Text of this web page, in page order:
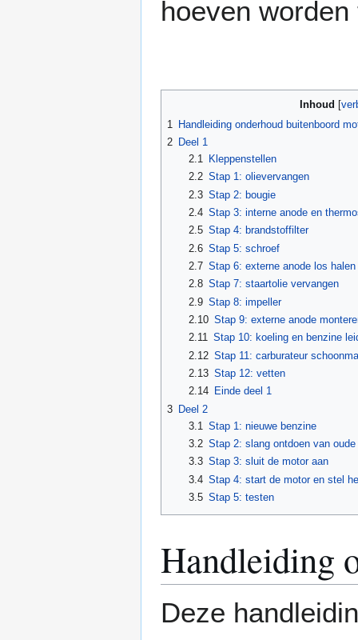
hoeven
Inhoud
1
Handleiding onderhoud buitenboord
2 Deel 1
2.1
Kleppenstellen
2.2 Stap 1: olievervangen
2.3 Stap 2: bougie
2.4 Stap 3: interne anode en
2.5 Stap 4: brandstoffilter
2.6 Stap 5: schroef
2.7 Stap 6: externe anode los halen
2.8 Stap 7: staartolie vervangen
2.9 Stap 8: impeller
2.10 Stap 9: externe anode
2.11 Stap 10: koeling en benzine
2.12 Stap 11: carburateur
2.13 Stap 12: vetten
2.14
Einde deel 1
3 Deel 2
3.1 Stap 1: nieuwe benzine
3.2 Stap 2: slang ontdoen van oude
3.3 Stap 3: sluit de motor aan
3.4 Stap 4: start de motor en stel
3.5 Stap 5: testen
Handleiding
Deze